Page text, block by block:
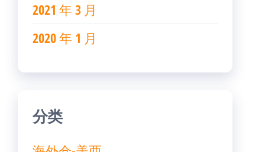
2021 年 3 月
2020 年 1 月
分类